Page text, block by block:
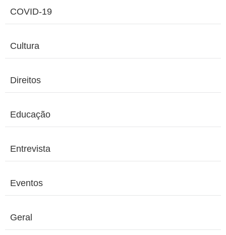
COVID-19
Cultura
Direitos
Educação
Entrevista
Eventos
Geral